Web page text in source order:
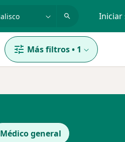
Iniciar
Más filtros• 1
Médico general